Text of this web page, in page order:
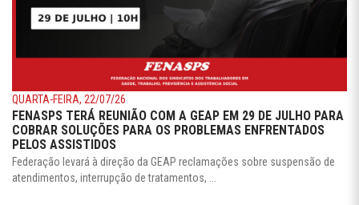
QUARTA-FEIRA, 22/07/26
FENASPS TERÁ REUNIÃO COM A GEAP EM 29 DE JULHO PARA
COBRAR SOLUÇÕES PARA OS PROBLEMAS ENFRENTADOS
PELOS ASSISTIDOS
Federação levará à direção da GEAP reclamações sobre suspensão de
atendimentos, interrupção de tratamentos, ...